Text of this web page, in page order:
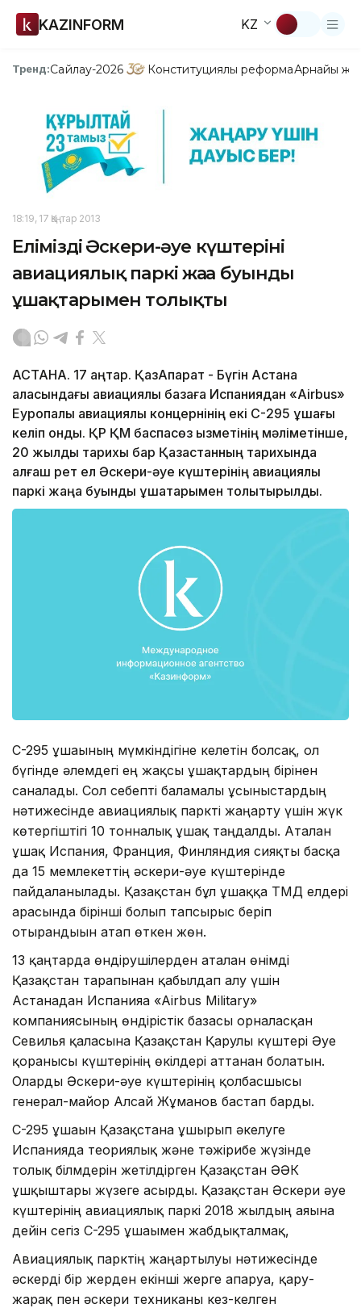
KAZINFORM KZ
Тренд:Сайлау-2026 Конституциялық реформаАрнайы
18:19, 17 Қаңтар 2013
Еліміздің Әскери-әуе күштерінің
авиациялық паркі жаңа буынды
ұшақтарымен толықты
АСТАНА. 17 қаңтар. ҚазАқпарат - Бүгін Астана
қаласындағы авиациялық базаға Испаниядан «Airbus»
Еуропалық авиациялық концернінің екі С-295 ұшағы
келіп қонды. ҚР ҚМ баспасөз қызметінің мәліметінше,
20 жылдық тарихы бар Қазақстанның тарихында
алғаш рет ел Әскери-әуе күштерінің авиациялық
паркі жаңа буынды ұшақтарымен толықтырылды.
С-295 ұшағының мүмкіндігіне келетін болсақ, ол
бүгінде әлемдегі ең жақсы ұшақтардың бірінен
саналады. Сол себепті баламалы ұсыныстардың
нәтижесінде авиациялық паркті жаңарту үшін жүк
көтергіштігі 10 тонналық ұшақ таңдалды. Аталған
ұшақ Испания, Франция, Финляндия сияқты басқа
да 15 мемлекеттің әскери-әуе күштерінде
пайдаланылады. Қазақстан бұл ұшаққа ТМД елдері
арасында бірінші болып тапсырыс беріп
отырғандығын атап өткен жөн.
13 қаңтарда өндірушілерден аталған өнімді
Қазақстан тарапынан қабылдап алу үшін
Астанадан Испанияға «Airbus Military»
компаниясының өндірістік базасы орналасқан
Севилья қаласына Қазақстан Қарулы күштері Әуе
қорғанысы күштерінің өкілдері аттанған болатын.
Оларды Әскери-әуе күштерінің қолбасшысы
генерал-майор Алсай Жұманов бастап барды.
С-295 ұшағын Қазақстанға ұшырып әкелуге
Испанияда теориялық және тәжірибе жүзінде
толық білмдерін жетілдірген Қазақстан ӘӘК
ұшқыштары жүзеге асырды. Қазақстан Әскери әуе
күштерінің авиациялық паркі 2018 жылдың аяғына
дейін сегіз С-295 ұшағымен жабдықталмақ,
Авиациялық парктің жаңартылуы нәтижесінде
әскерді бір жерден екінші жерге апаруға, қару-
жарақ пен әскери техниканы кез-келген